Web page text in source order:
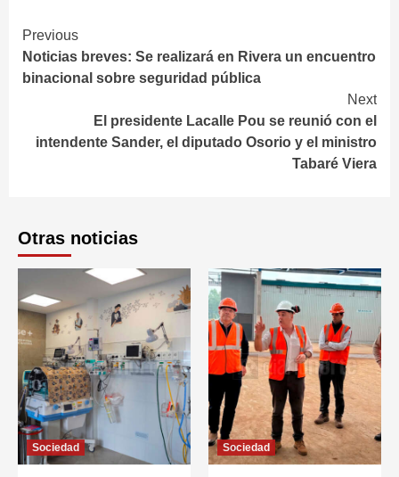
Continue
Reading
Previous
Noticias breves: Se realizará en Rivera un encuentro
binacional sobre seguridad pública
Next
El presidente Lacalle Pou se reunió con el
intendente Sander, el diputado Osorio y el ministro
Tabaré Viera
Otras noticias
Sociedad Sociedad